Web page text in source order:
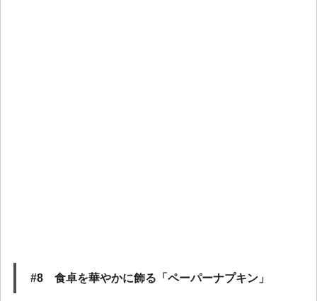
#8 食卓を華やかに飾る「ペーパーナプキン」